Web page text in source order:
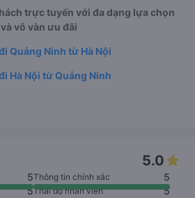
trực tuyến với đa dạng lựa chọn
và vô vàn ưu đãi
Quảng Ninh từ Hà Nội
Hà Nội từ Quảng Ninh
5.0
5Thông tin chính xác 5
5Thái độ nhân viên 5